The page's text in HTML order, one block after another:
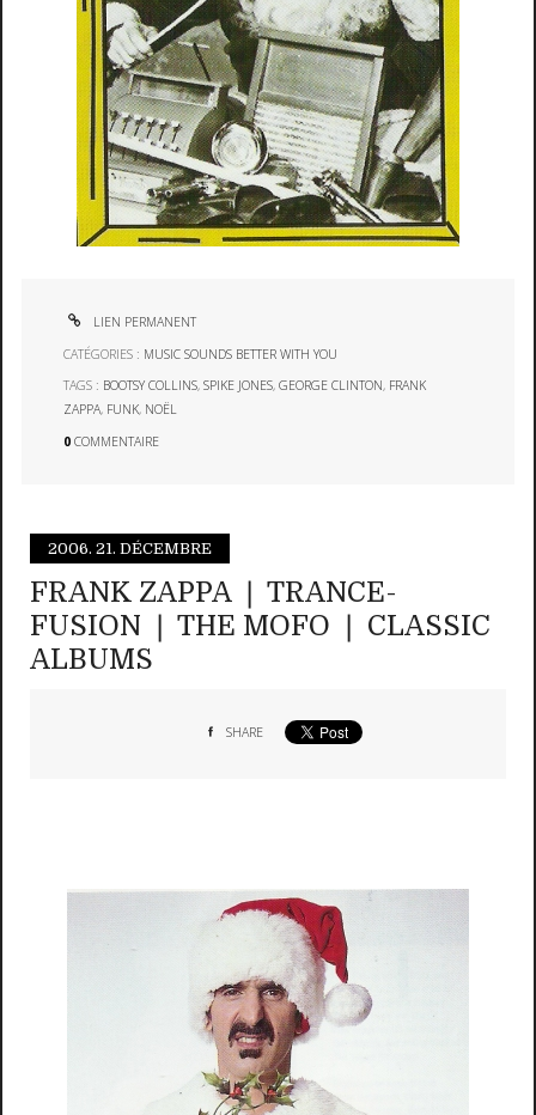
LIEN PERMANENT
CATÉGORIES : MUSIC SOUNDS BETTER WITH YOU
TAGS : BOOTSY COLLINS,SPIKE JONES,GEORGE CLINTON, FRANK
ZAPPA, FUNK, NOËL
0 COMMENTAIRE
2006. 21. DÉCEMBRE
FRANK ZAPPA ❘ TRANCE-
FUSION ❘ THE MOFO ❘ CLASSIC
ALBUMS
SHARE